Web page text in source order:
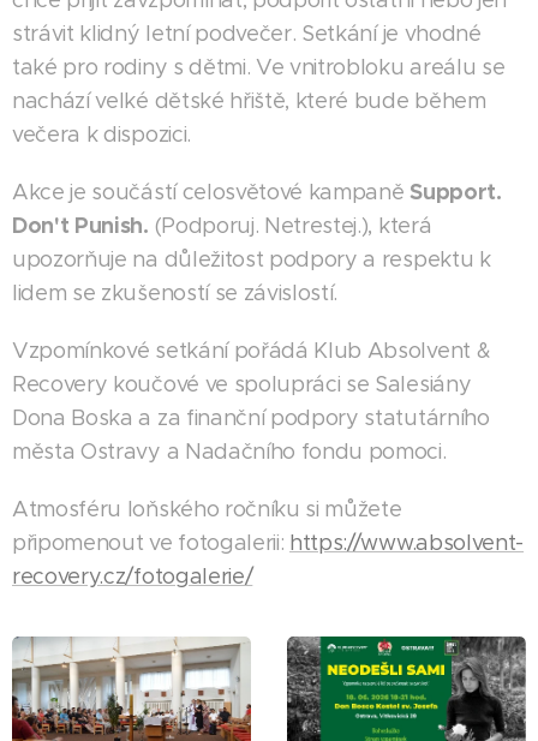
strávit klidný letní podvečer. Setkání je vhodné
také pro rodiny s dětmi. Ve vnitrobloku areálu se
nachází velké dětské hřiště, které bude během
večera k dispozici.
Akce je součástí celosvětové kampaněSupport.
Don't Punish. (Podporuj. Netrestej.), která
upozorňuje na důležitost podpory a respektu k
lidem se zkušeností se závislostí.
Vzpomínkové setkání pořádá Klub Absolvent &
Recovery koučové ve spolupráci se Salesiány
Dona Boska a za finanční podpory statutárního
města Ostravy a Nadačního fondu pomoci.
Atmosféru loňského ročníku si můžete
připomenout ve fotogalerii: https://www.absolvent-
recovery.cz/fotogalerie/